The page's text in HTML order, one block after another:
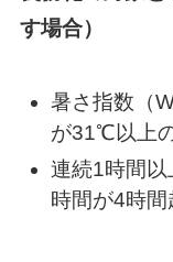
す場合）
暑さ指数（
が31℃以上
連続1時間
時間が4時間